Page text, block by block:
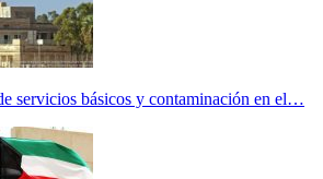
servicios básicos y contaminación en el…